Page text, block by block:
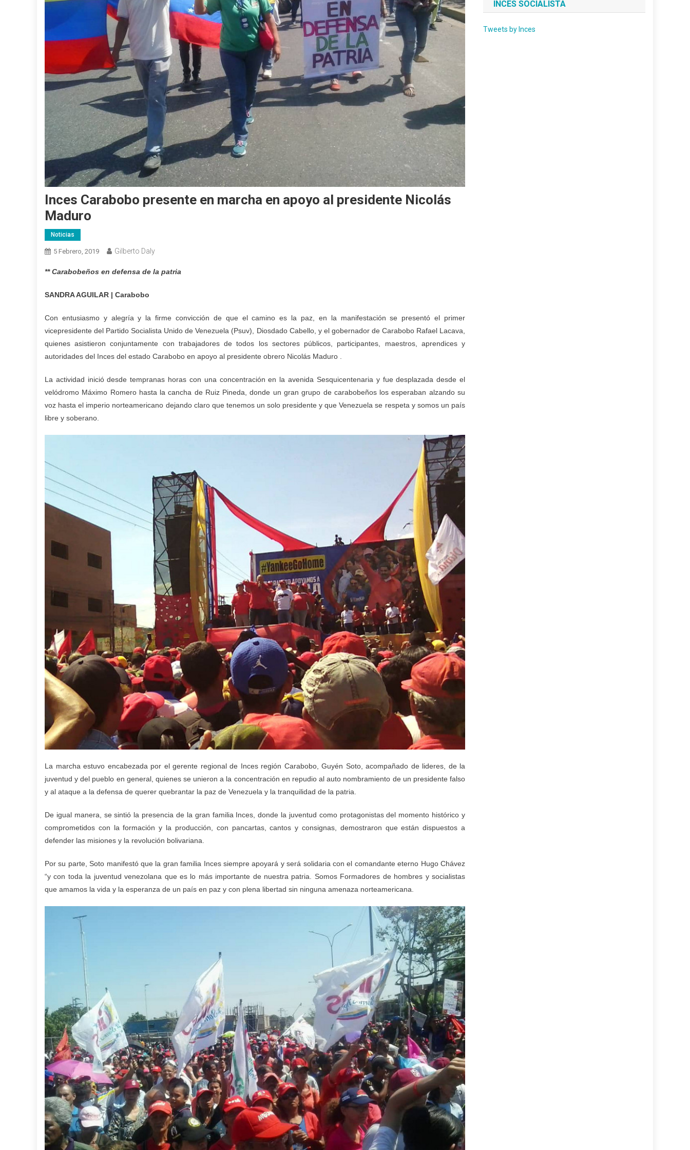
Inces Carabobo presente en marcha en apoyo al presidente Nicolás
Maduro
Noticias
5 Febrero, 2019 Gilberto Daly
** Carabobeños en defensa de la patria
SANDRA AGUILAR | Carabobo
Con entusiasmo y alegría y la firme convicción de que el camino es la paz, en la manifestación se presentó el primer
vicepresidente del Partido Socialista Unido de Venezuela (Psuv), Diosdado Cabello, y el gobernador de Carabobo Rafael Lacava,
quienes asistieron conjuntamente con trabajadores de todos los sectores públicos, participantes, maestros, aprendices y
autoridades del Inces del estado Carabobo en apoyo al presidente obrero Nicolás Maduro .
La actividad inició desde tempranas horas con una concentración en la avenida Sesquicentenaria y fue desplazada desde el
velódromo Máximo Romero hasta la cancha de Ruiz Pineda, donde un gran grupo de carabobeños los esperaban alzando su
voz hasta el imperio norteamericano dejando claro que tenemos un solo presidente y que Venezuela se respeta y somos un país
libre y soberano.
La marcha estuvo encabezada por el gerente regional de Inces región Carabobo, Guyén Soto, acompañado de lideres, de la
juventud y del pueblo en general, quienes se unieron a la concentración en repudio al auto nombramiento de un presidente falso
y al ataque a la defensa de querer quebrantar la paz de Venezuela y la tranquilidad de la patria.
De igual manera, se sintió la presencia de la gran familia Inces, donde la juventud como protagonistas del momento histórico y
comprometidos con la formación y la producción, con pancartas, cantos y consignas, demostraron que están dispuestos a
defender las misiones y la revolución bolivariana.
Por su parte, Soto manifestó que la gran familia Inces siempre apoyará y será solidaria con el comandante eterno Hugo Chávez
“y con toda la juventud venezolana que es lo más importante de nuestra patria. Somos Formadores de hombres y socialistas
que amamos la vida y la esperanza de un país en paz y con plena libertad sin ninguna amenaza norteamericana.
INCES SOCIALISTA
Tweets by Inces